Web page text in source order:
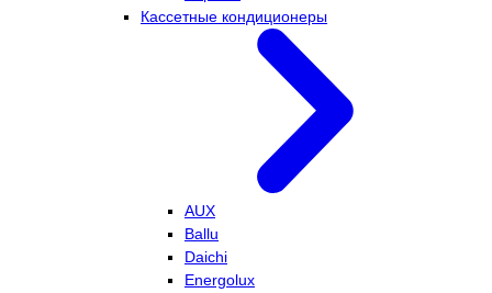
Кассетные кондиционеры
AUX
Ballu
Daichi
Energolux